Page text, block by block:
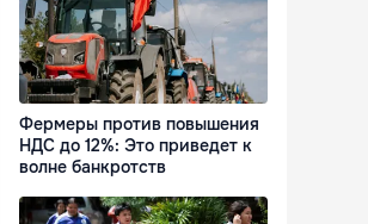
Фермеры против повышения
НДС до 12%: Это приведет к
волне банкротств